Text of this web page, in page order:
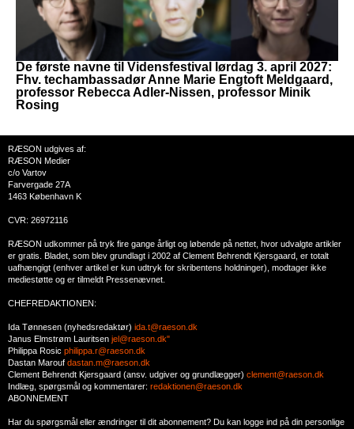
De første navne til Vidensfestival lørdag 3. april 2027:
Fhv. techambassadør Anne Marie Engtoft Meldgaard,
professor Rebecca Adler-Nissen, professor Minik
Rosing
RÆSON udgives af:
RÆSON Medier
c/o Vartov
Farvergade 27A
1463 København K
CVR: 26972116
RÆSON udkommer på tryk fire gange årligt og løbende på nettet, hvor udvalgte artikler
er gratis. Bladet, som blev grundlagt i 2002 af Clement Behrendt Kjersgaard, er totalt
uafhængigt (enhver artikel er kun udtryk for skribentens holdninger), modtager ikke
mediestøtte og er tilmeldt Pressenævnet.
CHEFREDAKTIONEN:
Ida Tønnesen (nyhedsredaktør) ida.t@raeson.dk
Janus Elmstrøm Lauritsen jel@raeson.dk"
Philippa Rosic philippa.r@raeson.dk
Dastan Marouf dastan.m@raeson.dk
Clement Behrendt Kjersgaard (ansv. udgiver og grundlægger) clement@raeson.dk
Indlæg, spørgsmål og kommentarer: redaktionen@raeson.dk
ABONNEMENT
Har du spørgsmål eller ændringer til dit abonnement? Du kan logge ind på din personlige